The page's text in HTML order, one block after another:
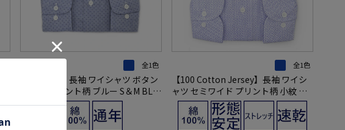
全1色
【綿100％】長袖 ワイシャツ ボタン
ダウン プリント柄 ブルー S＆M BLU
E LABEL 通年
全1色
【100 Cotton Jersey】長袖 ワイシ
ャツ セミワイド プリント柄 小紋 ブ
ルー 綿100％ リッケンバッカー 通年